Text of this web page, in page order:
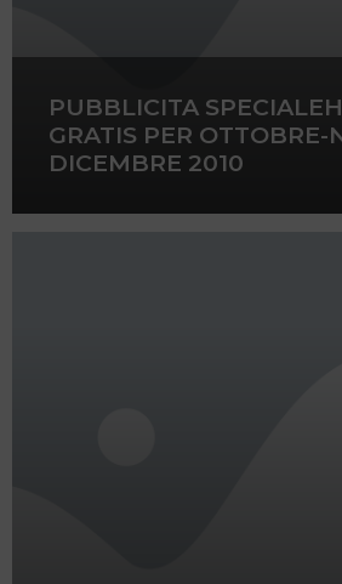
PUBBLICITA
GRATIS PER OTTOBRE-
DICEMBRE 2010